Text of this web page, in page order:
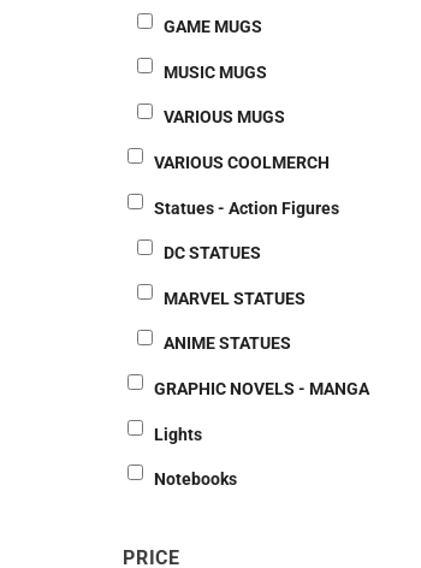
GAME MUGS
MUSIC MUGS
VARIOUS MUGS
VARIOUS COOLMERCH
Statues - Action Figures
DC STATUES
MARVEL STATUES
ANIME STATUES
GRAPHIC NOVELS - MANGA
Lights
Notebooks
PRICE